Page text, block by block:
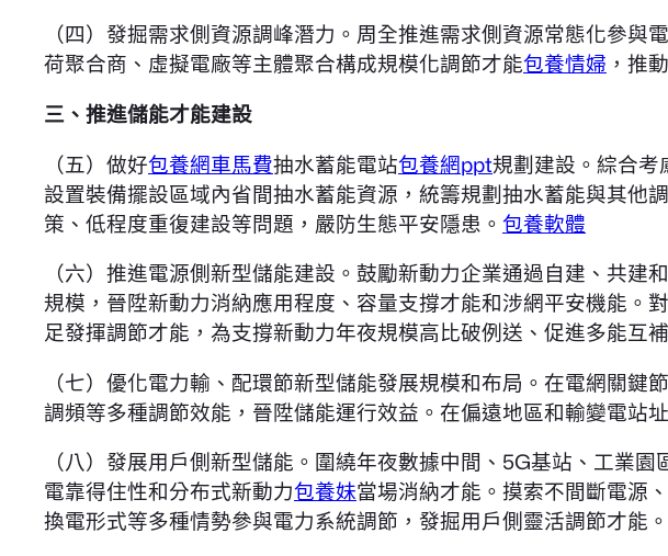
（四）發掘需求側資源調峰潛力。周全推進需求側資源常態化參與
荷聚合商、虛擬電廠等主體聚合構成規模化調節才能包養情婦 ，推
三、推進儲能才能建設
（五）做好包養網車馬費抽水蓄能電站包養網ppt規劃建設。綜合考
設置裝備擺設區域內省間抽水蓄能資源，統籌規劃抽水蓄能與其他
策、低程度重復建設等問題，嚴防生態平安隱患。 包養軟體
（六）推進電源側新型儲能建設。鼓勵新動力企業通過自建、共
規模，晉陞新動力消納應用程度、容量支撐才能和涉網平安機能。
足發揮調節才能，為支撐新動力年夜規模高比破例送、促進多能互
（七）優化電力輸、配環節新型儲能發展規模和布局。在電網關
調頻等多種調節效能，晉陞儲能運行效益。在偏遠地區和輸變電站
（八）發展用戶側新型儲能。圍繞年夜數據中間、5G基站、工業
電靠得住性和分布式新動力包養妹當場消納才能。摸索不間斷電源
換電形式等多種情勢參與電力系統調節，發掘用戶側靈活調節才能。